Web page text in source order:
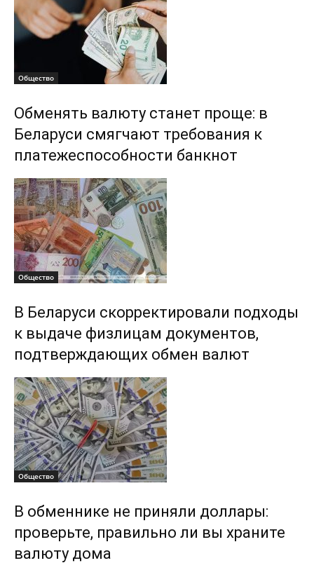
Общество
Обменять валюту станет проще: в
Беларуси смягчают требования к
платежеспособности банкнот
Общество
В Беларуси скорректировали подходы
к выдаче физлицам документов,
подтверждающих обмен валют
Общество
В обменнике не приняли доллары:
проверьте, правильно ли вы храните
валюту дома